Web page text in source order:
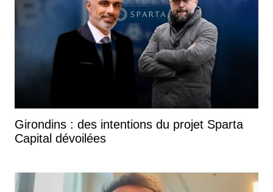
Girondins : des intentions du projet Sparta
Capital dévoilées